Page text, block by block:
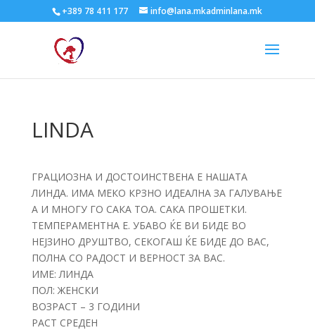
+389 78 411 177 info@lana.mkadminlana.mk
LINDA
ГРАЦИОЗНА И ДОСТОИНСТВЕНА Е НАШАТА
ЛИНДА. ИМА МЕКО КРЗНО ИДЕАЛНА ЗА ГАЛУВАЊЕ
А И МНОГУ ГО САКА ТОА. САКА ПРОШЕТКИ.
ТЕМПЕРАМЕНТНА Е. УБАВО ЌЕ ВИ БИДЕ ВО
НЕЈЗИНО ДРУШТВО, СЕКОГАШ ЌЕ БИДЕ ДО ВАС,
ПОЛНА СО РАДОСТ И ВЕРНОСТ ЗА ВАС.
ИМЕ: ЛИНДА
ПОЛ: ЖЕНСКИ
ВОЗРАСТ – 3 ГОДИНИ
РАСТ СРЕДЕН